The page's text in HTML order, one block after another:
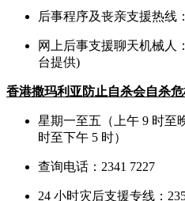
后事程序及丧亲支援热线
网上后事支援聊天机械人
台提供)
香港撒玛利亚防止自杀会自杀
星期一至五（上午 9 时至
时至下午 5 时）
查询电话：2341 7227
24 小时灾后支援专线：